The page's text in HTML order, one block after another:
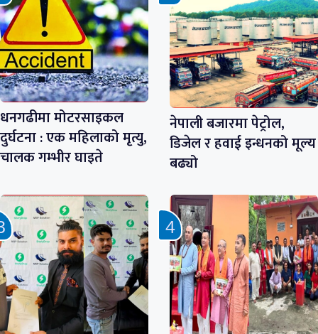
धनगढीमा मोटरसाइकल
दुर्घटना : एक महिलाको मृत्यु,
चालक गम्भीर घाइते
नेपाली बजारमा पेट्रोल,
डिजेल र हवाई इन्धनको मूल्य
बढ्यो